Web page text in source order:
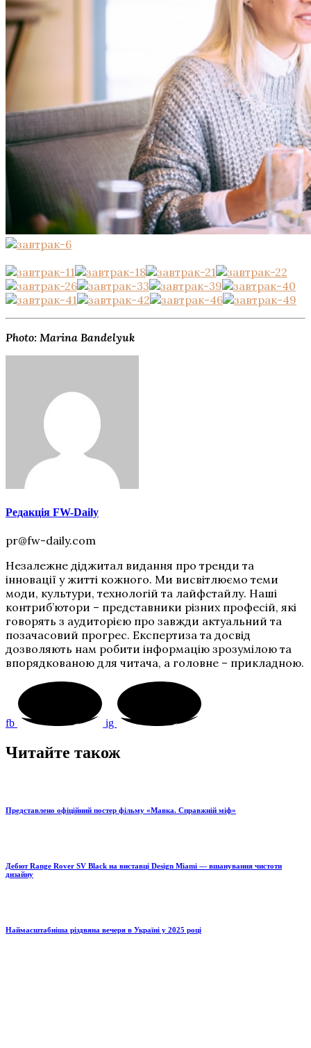
Photo: Marina Bandelyuk
Редакція FW-Daily
pr@fw-daily.com
Незалежне діджитал видання про тренди та
інновації у житті кожного. Ми висвітлюємо теми
моди, культури, технологій та лайфстайлу. Наші
контриб’ютори – представники різних професій, які
говорять з аудиторією про завжди актуальний та
позачасовий прогрес. Експертиза та досвід
дозволяють нам робити інформацію зрозумілою та
впорядкованою для читача, а головне – прикладною.
fb ig
Читайте також
Представлено офіційний постер фільму «Мавка. Справжній міф»
Дебют Range Rover SV Black на виставці Design Miami — вшанування чистоти
дизайну
Наймасштабніша різдвяна вечеря в Україні у 2025 році